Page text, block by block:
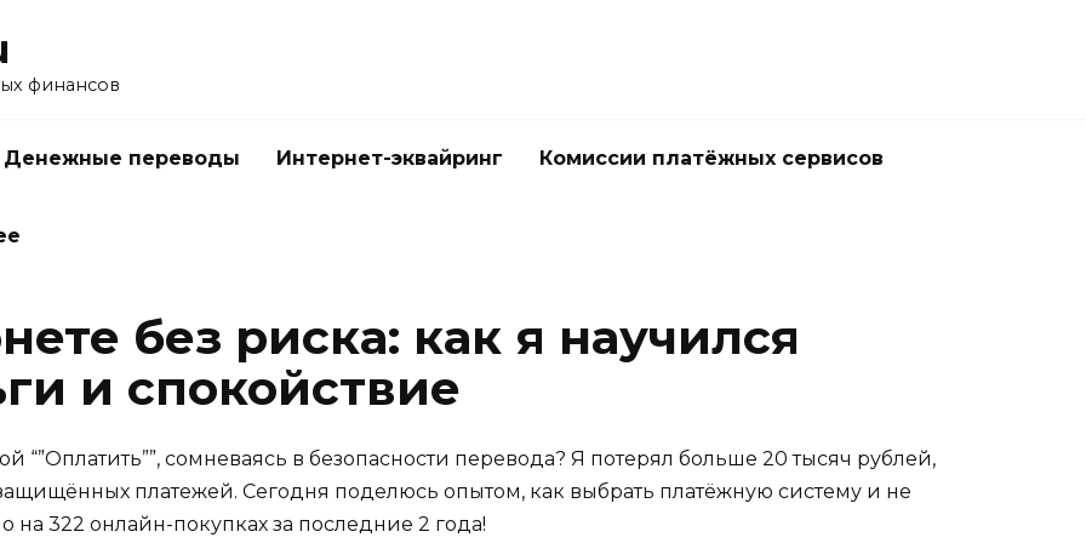
финансов
Денежные переводы Интернет-эквайринг Комиссии платёжных сервисов
без риска: как я научился
и спокойствие
“”Оплатить””, сомневаясь в безопасности перевода? Я потерял больше 20 тысяч рублей,
платежей. Сегодня поделюсь опытом, как выбрать платёжную систему и не
322 онлайн-покупках за последние 2 года!